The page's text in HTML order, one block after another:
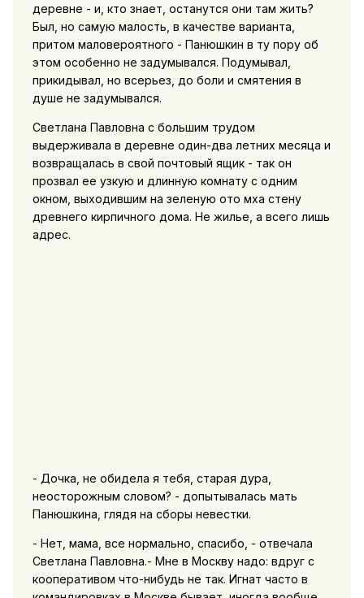
деревне - и, кто знает, останутся они там жить?
Был, но самую малость, в качестве варианта,
притом маловероятного - Панюшкин в ту пору об
этом особенно не задумывался. Подумывал,
прикидывал, но всерьез, до боли и смятения в
душе не задумывался.
Светлана Павловна с большим трудом
выдерживала в деревне один-два летних месяца и
возвращалась в свой почтовый ящик - так он
прозвал ее узкую и длинную комнату с одним
окном, выходившим на зеленую ото мха стену
древнего кирпичного дома. Не жилье, а всего лишь
адрес.
- Дочка, не обидела я тебя, старая дура,
неосторожным словом? - допытывалась мать
Панюшкина, глядя на сборы невестки.
- Нет, мама, все нормально, спасибо, - отвечала
Светлана Павловна.- Мне в Москву надо: вдруг с
кооперативом что-нибудь не так. Игнат часто в